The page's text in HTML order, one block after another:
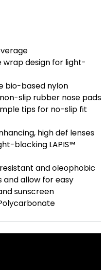
wrap design for light-
bio-based nylon
slip rubber nose pads
tips for no-slip fit
high def lenses
blocking LAPIS™
and oleophobic
allow for easy
sunscreen